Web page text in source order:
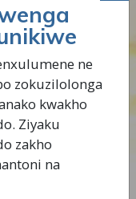
ne
zokuzilolonga
kwakho
Ziyaku
zakho
na
“Amanyathelo
kaninzi